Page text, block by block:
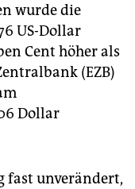
wurde die
US-Dollar
Cent höher als
(EZB)
Dollar
fast unverändert,